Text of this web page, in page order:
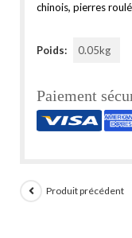
chinois, pierres
Poids: 0.05kg
Paiement
Produit précédent